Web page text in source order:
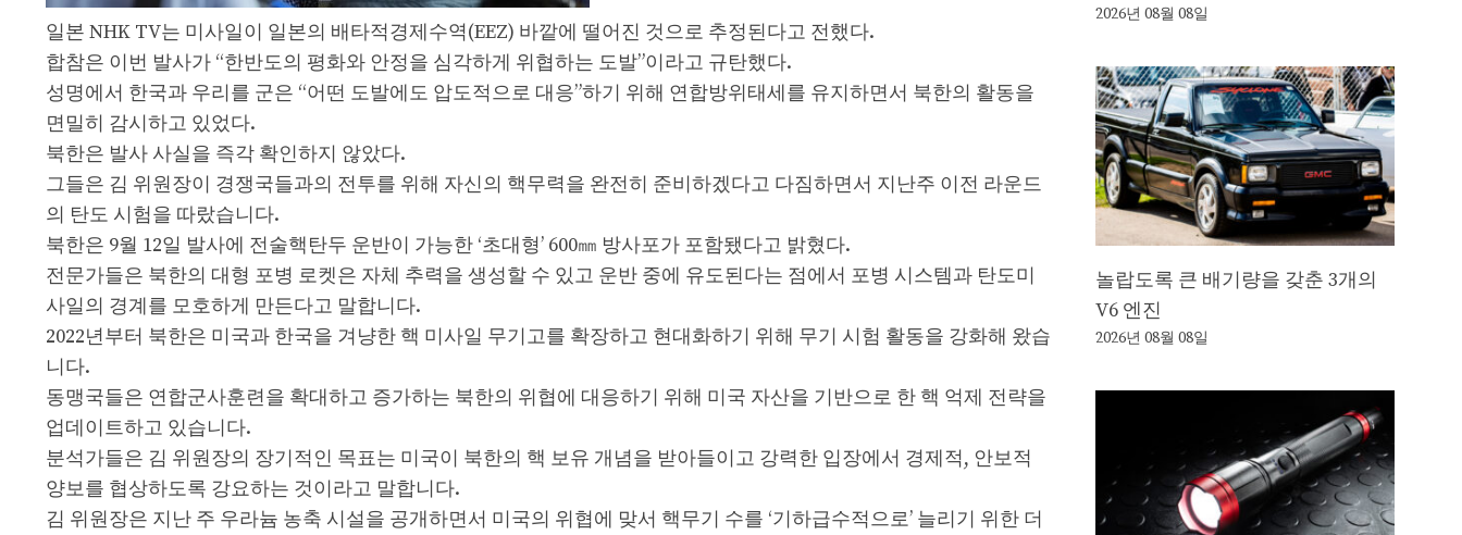
일본 NHK TV는 미사일이 일본의 배타적경제수역(EEZ) 바깥에 떨어진 것으로 추정된다고 전했다.
합참은 이번 발사가 “한반도의 평화와 안정을 심각하게 위협하는 도발”이라고 규탄했다.
성명에서 한국과 우리를 군은 “어떤 도발에도 압도적으로 대응”하기 위해 연합방위태세를 유지하면서 북한의 활동을
면밀히 감시하고 있었다.
북한은 발사 사실을 즉각 확인하지 않았다.
그들은 김 위원장이 경쟁국들과의 전투를 위해 자신의 핵무력을 완전히 준비하겠다고 다짐하면서 지난주 이전 라운드
의 탄도 시험을 따랐습니다.
북한은 9월 12일 발사에 전술핵탄두 운반이 가능한 ‘초대형’ 600㎜ 방사포가 포함됐다고 밝혔다.
전문가들은 북한의 대형 포병 로켓은 자체 추력을 생성할 수 있고 운반 중에 유도된다는 점에서 포병 시스템과 탄도미
사일의 경계를 모호하게 만든다고 말합니다.
2022년부터 북한은 미국과 한국을 겨냥한 핵 미사일 무기고를 확장하고 현대화하기 위해 무기 시험 활동을 강화해 왔습
니다.
동맹국들은 연합군사훈련을 확대하고 증가하는 북한의 위협에 대응하기 위해 미국 자산을 기반으로 한 핵 억제 전략을
업데이트하고 있습니다.
분석가들은 김 위원장의 장기적인 목표는 미국이 북한의 핵 보유 개념을 받아들이고 강력한 입장에서 경제적, 안보적
양보를 협상하도록 강요하는 것이라고 말합니다.
김 위원장은 지난 주 우라늄 농축 시설을 공개하면서 미국의 위협에 맞서 핵무기 수를 ‘기하급수적으로’ 늘리기 위한 더
2026년 08월 08일
놀랍도록 큰 배기량을 갖춘 3개의
V6 엔진
2026년 08월 08일